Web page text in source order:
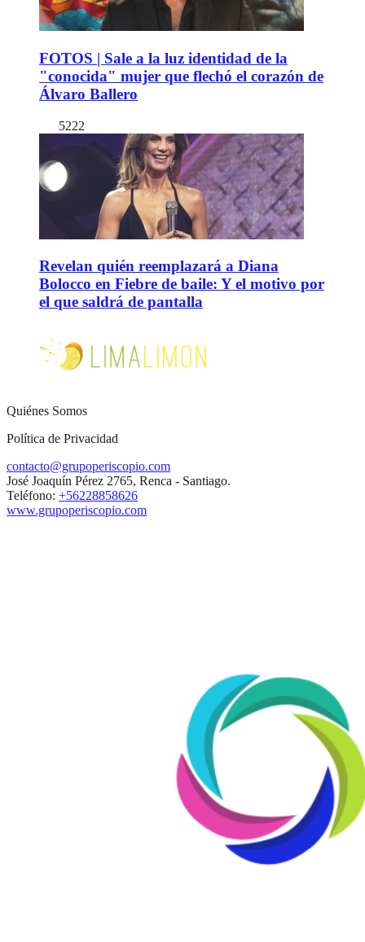
FOTOS | Sale a la luz identidad de la
"conocida" mujer que flechó el corazón de
Álvaro Ballero
5222
Revelan quién reemplazará a Diana
Bolocco en Fiebre de baile: Y el motivo por
el que saldrá de pantalla
Quiénes Somos
Política de Privacidad
contacto@grupoperiscopio.com
José Joaquín Pérez 2765, Renca - Santiago.
Teléfono: +56228858626
www.grupoperiscopio.com